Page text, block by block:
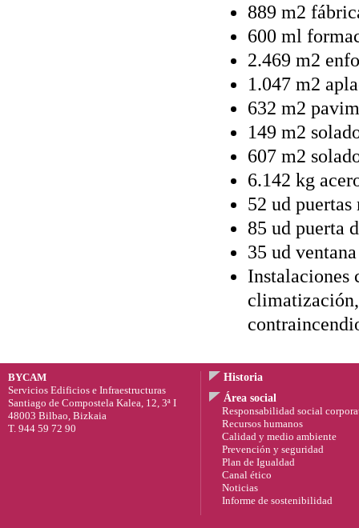
889 m2
600 ml
2.469 m2
1.047 m2
632 m2
149 m2
607 m2
6.142 kg
52 ud
85 ud puerta
35 ud
Instalaciones
BYCAM
Servicios Edificios e Infraestructuras
Santiago de Compostela Kalea, 12, 3ª I
48003 Bilbao, Bizkaia
T. 944 59 72 90
Historia
Área social
Responsabilidad social
Recursos humanos
Calidad y medio ambiente
Prevención y seguridad
Plan de Igualdad
Canal ético
Noticias
Informe de sostenibilidad